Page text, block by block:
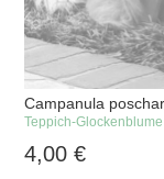
Campanula
Teppich-Glockenblume
4,00€